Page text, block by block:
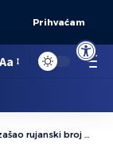
Open
Prihvaćam
Aa
rujanski broj magazina Fenix